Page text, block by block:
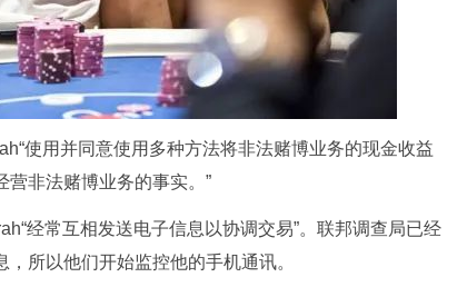
使用并同意使用多种方法将非法赌博业务的现金收益
非法赌博业务的事实。”
经常互相发送电子信息以协调交易”。联邦调查局已经
所以他们开始监控他的手机通讯。